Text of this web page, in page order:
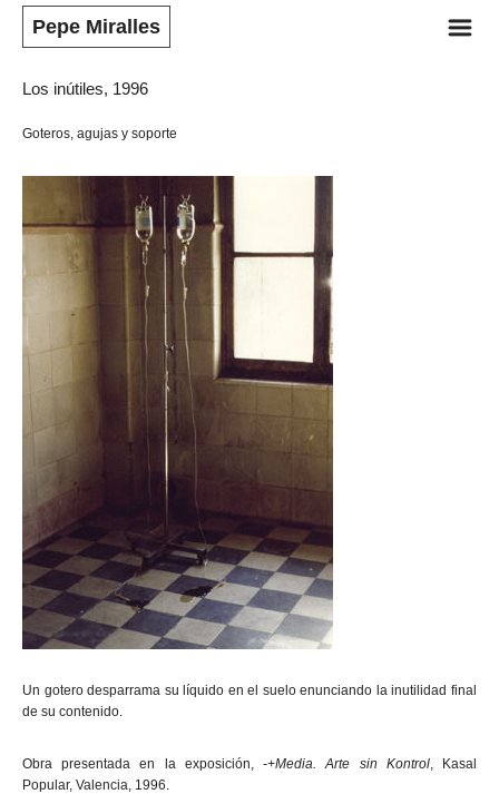
Pepe Miralles m
Los inútiles, 1996
Goteros, agujas y soporte
Un gotero desparrama su líquido en el suelo enunciando la inutilidad final
de su contenido.
Obra presentada en la exposición,-+Media. Arte sin Kontrol, Kasal
Popular, Valencia, 1996.